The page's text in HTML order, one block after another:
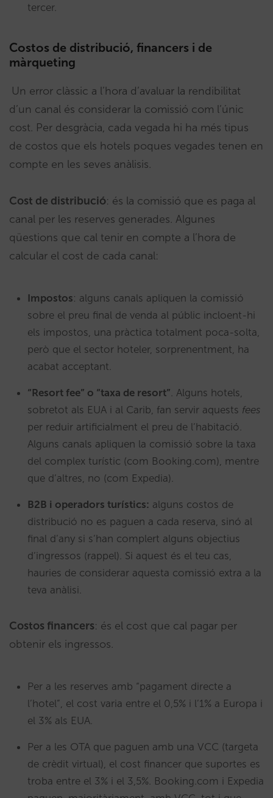
tercer.
Costos de distribució, financers i de
màrqueting
Un error clàssic a l’hora d’avaluar la rendibilitat
d’un canal és considerar la comissió com l’únic
cost. Per desgràcia, cada vegada hi ha més tipus
de costos que els hotels poques vegades tenen en
compte en les seves anàlisis.
Cost de distribució: és la comissió que es paga al
canal per les reserves generades. Algunes
qüestions que cal tenir en compte a l’hora de
calcular el cost de cada canal:
Impostos: alguns canals apliquen la comissió
sobre el preu final de venda al públic incloent-hi
els impostos, una pràctica totalment poca-solta,
però que el sector hoteler, sorprenentment, ha
acabat acceptant.
“Resort fee” o “taxa de resort”. Alguns hotels,
sobretot als EUA i al Carib, fan servir aquests fees
per reduir artificialment el preu de l’habitació.
Alguns canals apliquen la comissió sobre la taxa
del complex turístic (com Booking.com), mentre
que d’altres, no (com Expedia).
B2B i operadors turístics: alguns costos de
distribució no es paguen a cada reserva, sinó al
final d’any si s’han complert alguns objectius
d’ingressos (rappel). Si aquest és el teu cas,
hauries de considerar aquesta comissió extra a la
teva anàlisi.
Costos financers: és el cost que cal pagar per
obtenir els ingressos.
Per a les reserves amb “pagament directe a
l’hotel”, el cost varia entre el 0,5% i l’1% a Europa i
el 3% als EUA.
Per a les OTA que paguen amb una VCC (targeta
de crèdit virtual), el cost financer que suportes es
troba entre el 3% i el 3,5%. Booking.com i Expedia